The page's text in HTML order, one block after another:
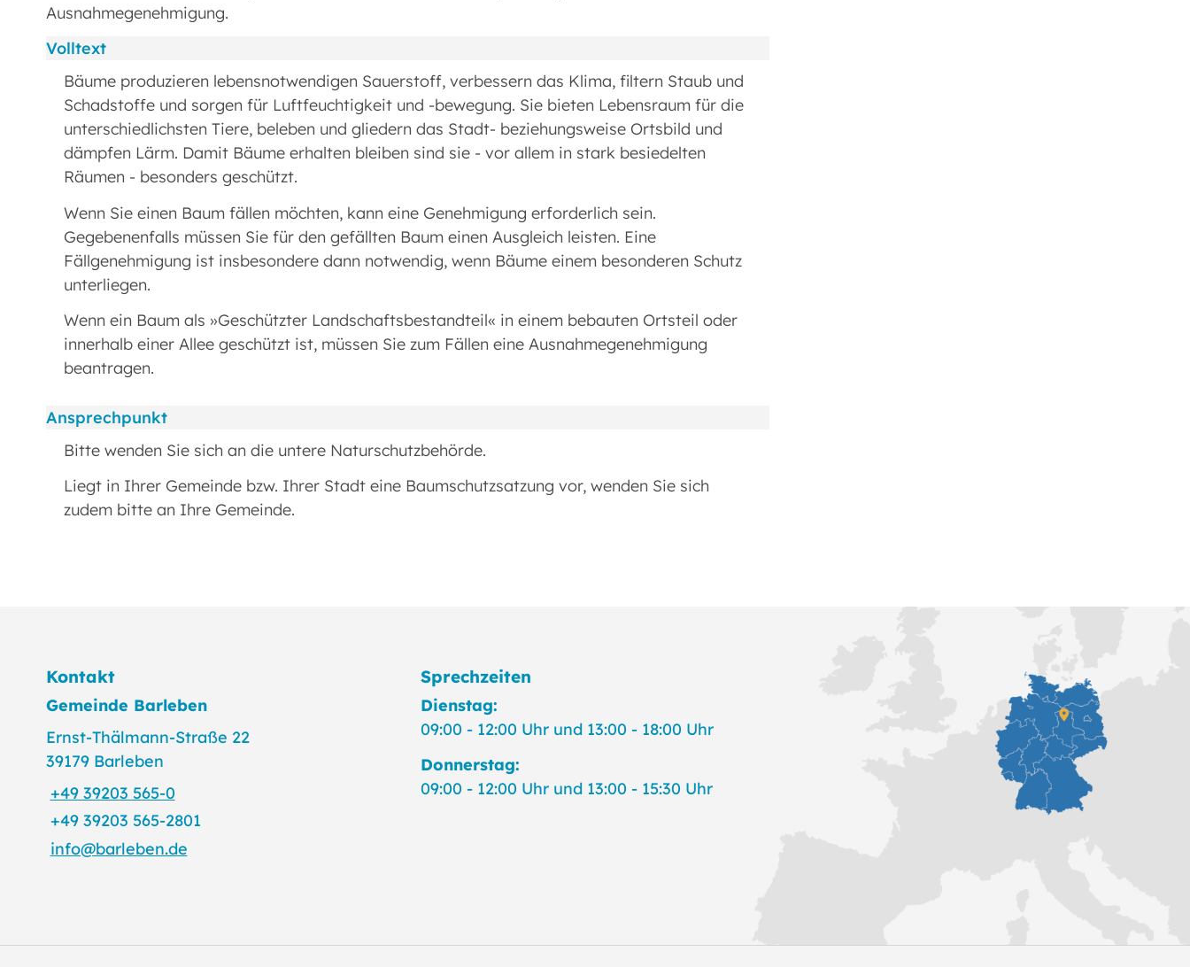
Ausnahmegenehmigung.
Volltext
Bäume produzieren lebensnotwendigen Sauerstoff, verbessern das Klima, filtern Staub und
Schadstoffe und sorgen für Luftfeuchtigkeit und -bewegung. Sie bieten Lebensraum für die
unterschiedlichsten Tiere, beleben und gliedern das Stadt- beziehungsweise Ortsbild und
dämpfen Lärm. Damit Bäume erhalten bleiben sind sie - vor allem in stark besiedelten
Räumen - besonders geschützt.
Wenn Sie einen Baum fällen möchten, kann eine Genehmigung erforderlich sein.
Gegebenenfalls müssen Sie für den gefällten Baum einen Ausgleich leisten. Eine
Fällgenehmigung ist insbesondere dann notwendig, wenn Bäume einem besonderen Schutz
unterliegen.
Wenn ein Baum als »Geschützter Landschaftsbestandteil« in einem bebauten Ortsteil oder
innerhalb einer Allee geschützt ist, müssen Sie zum Fällen eine Ausnahmegenehmigung
beantragen.
Ansprechpunkt
Bitte wenden Sie sich an die untere Naturschutzbehörde.
Liegt in Ihrer Gemeinde bzw. Ihrer Stadt eine Baumschutzsatzung vor, wenden Sie sich
zudem bitte an Ihre Gemeinde.
Kontakt
Gemeinde Barleben
Ernst-Thälmann-Straße 22
39179 Barleben
+49 39203 565-0
+49 39203 565-2801
info@barleben.de
Sprechzeiten
Dienstag:
09:00 - 12:00 Uhr und 13:00 - 18:00 Uhr
Donnerstag:
09:00 - 12:00 Uhr und 13:00 - 15:30 Uhr